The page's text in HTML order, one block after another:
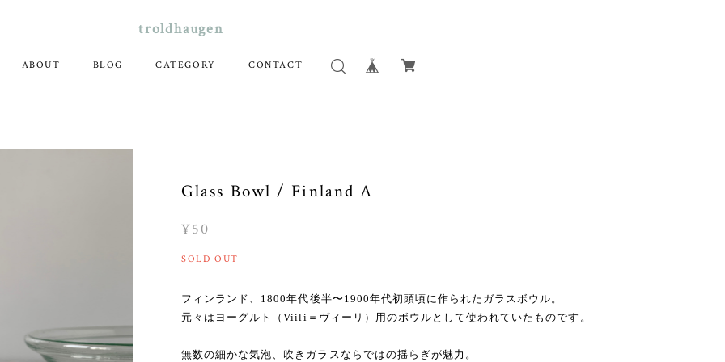
troldhaugen
ABOUT BLOG CATEGORY CONTACT
Glass Bowl / Finland A
¥50
SOLD OUT
フィンランド、1800年代後半〜1900年代初頭頃に作られたガラスボウル。
元々はヨーグルト（Viili＝ヴィーリ）用のボウルとして使われていたものです。
無数の細かな気泡、吹きガラスならではの揺らぎが魅力。